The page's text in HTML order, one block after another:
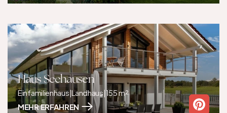
Haus Seehausen
Einfamilienhaus|Landhaus|155 m²
MEHR ERFAHREN